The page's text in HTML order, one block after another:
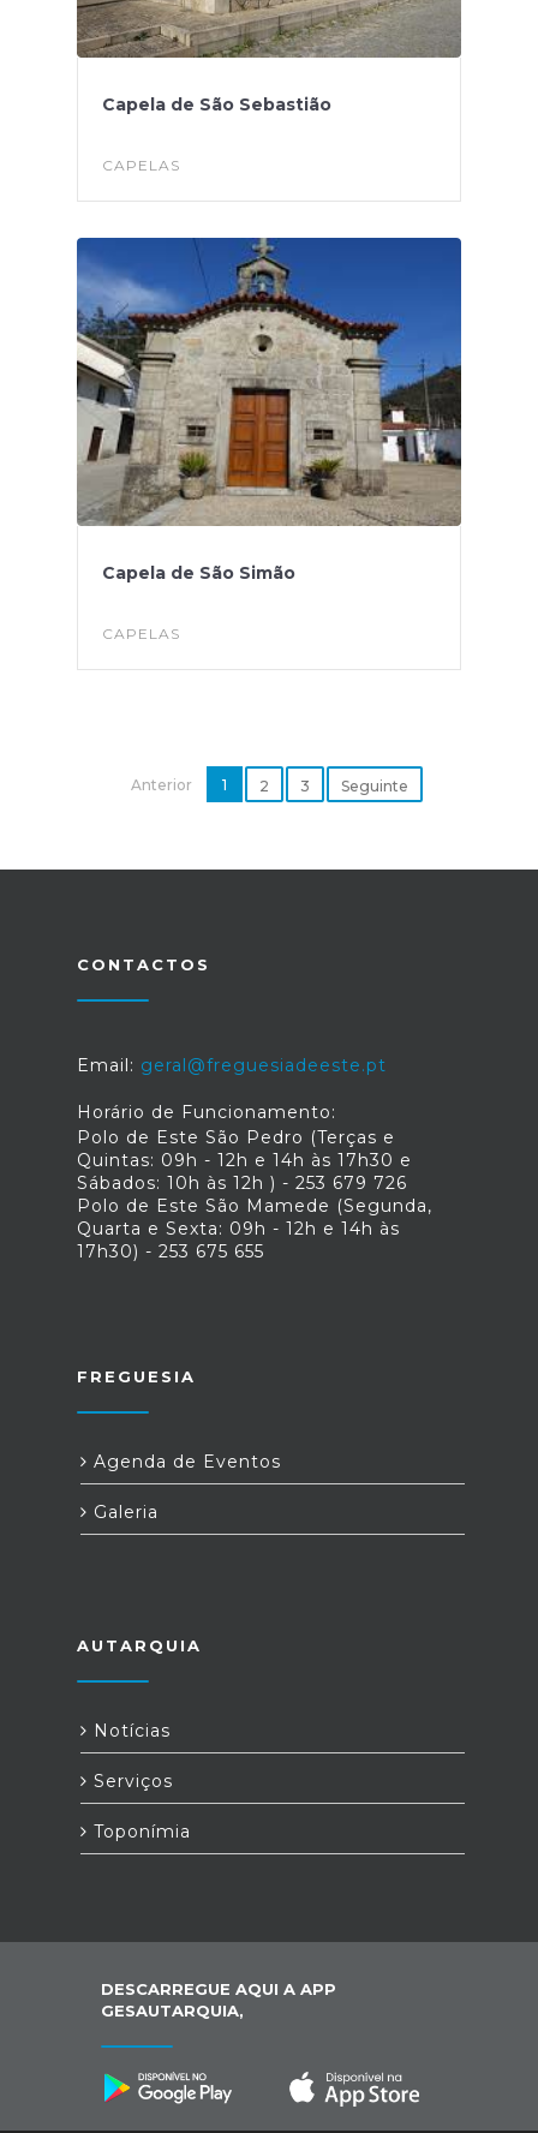
Capela de São Sebastião
CAPELAS
Capela de São Simão
CAPELAS
Anterior 1 2 3 Seguinte
CONTACTOS
Email: geral@freguesiadeeste.pt
Horário de Funcionamento:
Polo de Este São Pedro (Terças e
Quintas: 09h - 12h e 14h às 17h30 e
Sábados: 10h às 12h ) - 253 679 726
Polo de Este São Mamede (Segunda,
Quarta e Sexta: 09h - 12h e 14h às
17h30) - 253 675 655
FREGUESIA
Agenda de Eventos
Galeria
AUTARQUIA
Notícias
Serviços
Toponímia
DESCARREGUE AQUI A APP
GESAUTARQUIA,